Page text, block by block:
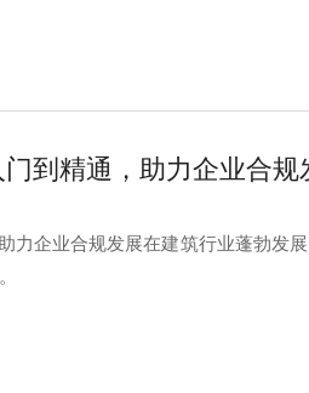
到精通，助力企业合规
力企业合规发展在建筑行业蓬勃发